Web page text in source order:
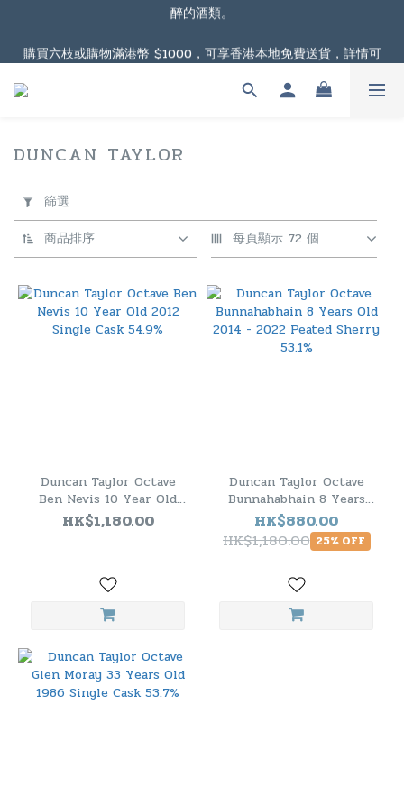
根據香港法律，不得在業務過程中，向未成年人售賣或供應令人醺
醉的酒類。
按此瀏覽連結
用
篩
選
(0/20)
價格
(HK$)
DUNCAN TAYLOR
篩選
商品排序
每頁顯示 72 個
Duncan Taylor Octave
Ben Nevis 10 Year Old
2012 Single Cask 54.9%
HK$1,180.00
Duncan Taylor Octave
Bunnahabhain 8 Years
Old 2014 - 2022 Peated
Sherry 53.1%
HK$880.00
HK$1,180.00 25% OFF